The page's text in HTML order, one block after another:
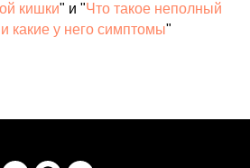
кишки" и "Что такое неполный
какие у него симптомы"